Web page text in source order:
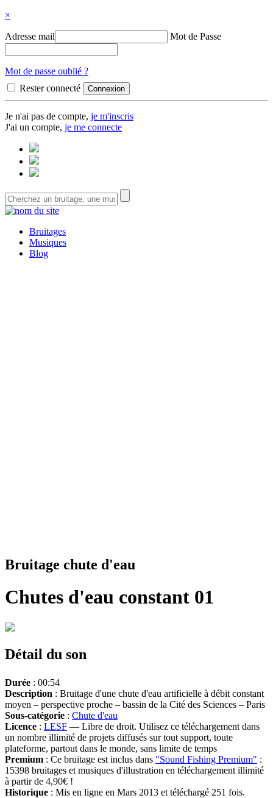
×
Adresse mail Mot de Passe
Mot de passe oublié ?
Rester connecté
Je n'ai pas de compte, je m'inscris
J'ai un compte, je me connecte
Bruitages
Musiques
Blog
Bruitage chute d'eau
Chutes d'eau constant 01
Détail du son
Durée : 00:54
Description : Bruitage d'une chute d'eau artificielle à débit constant
moyen – perspective proche – bassin de la Cité des Sciences – Paris
Sous-catégorie : Chute d'eau
Licence : LESF — Libre de droit. Utilisez ce téléchargement dans
un nombre illimité de projets diffusés sur tout support, toute
plateforme, partout dans le monde, sans limite de temps
Premium : Ce bruitage est inclus dans "Sound Fishing Premium" :
15398 bruitages et musiques d'illustration en téléchargement illimité
à partir de 4,90€ !
Historique : Mis en ligne en Mars 2013 et téléchargé 251 fois.